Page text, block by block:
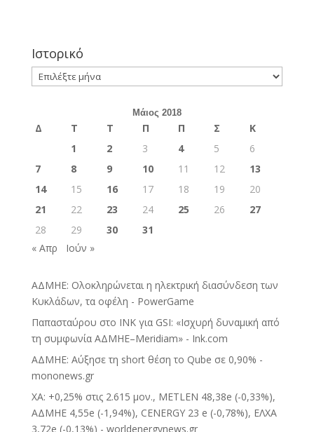
Ιστορικό
Ιστορικό
Μάιος 2018
Δ Τ Τ Π Π Σ
Κ
1
2 3 4 5
6
7
8 9 10 11 12
13
14
15 16 17 18 19
20
21
22 23 24 25 26
27
28
29 30
31
« Απρ
Ιούν »
ΑΔΜΗΕ: Ολοκληρώνεται η ηλεκτρική διασύνδεση των
Κυκλάδων, τα οφέλη - PowerGame
Παπασταύρου στο INK για GSI: «Ισχυρή δυναμική από
τη συμφωνία ΑΔΜΗΕ–Meridiam» - Ink.com
ΑΔΜΗΕ: Αύξησε τη short θέση το Qube σε 0,90% -
mononews.gr
ΧΑ: +0,25% στις 2.615 μον., METLEN 48,38e (-0,33%),
ΑΔΜΗΕ 4,55e (-1,94%), CENERGY 23 e (-0,78%), ΕΛΧΑ
3,72e (-0,13%) - worldenergynews.gr